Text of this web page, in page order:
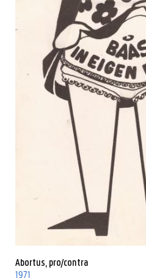
Abortus, pro/contra
1971